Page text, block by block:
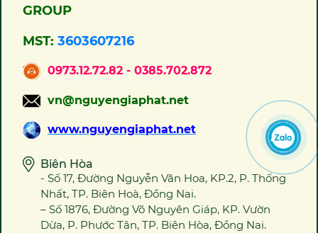
GROUP
MST: 3603607216
0973.12.72.82 - 0385.702.872
vn@nguyengiaphat.net
www.nguyengiaphat.net
Biên Hòa
- Số 17, Đường Nguyễn Văn Hoa, KP.2, P. Thống
Nhất, TP. Biên Hoà, Đồng Nai.
– Số 1876, Đường Võ Nguyên Giáp, KP. Vườn
Dừa, P. Phước Tân, TP. Biên Hòa, Đồng Nai.